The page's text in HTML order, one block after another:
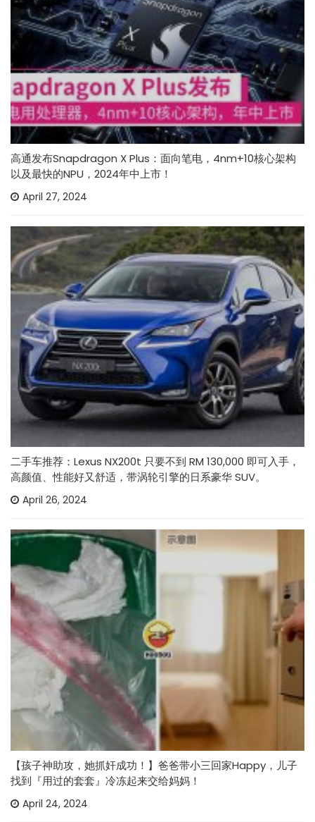
高通发布Snapdragon X Plus：面向笔电，4nm+10核心架构
以及最快的NPU，2024年中上市！
April 27, 2024
二手车推荐：Lexus NX200t 只要不到 RM 130,000 即可入手，
高颜值、性能好又舒适，带涡轮引擎的日系豪华 SUV。
April 26, 2024
【孩子神助攻，她抓奸成功！】爸爸带小三回家Happy，儿子
找到『用过的套套』冷冻起来交给妈妈！
April 24, 2024